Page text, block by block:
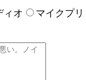
ィオ マイクプリ